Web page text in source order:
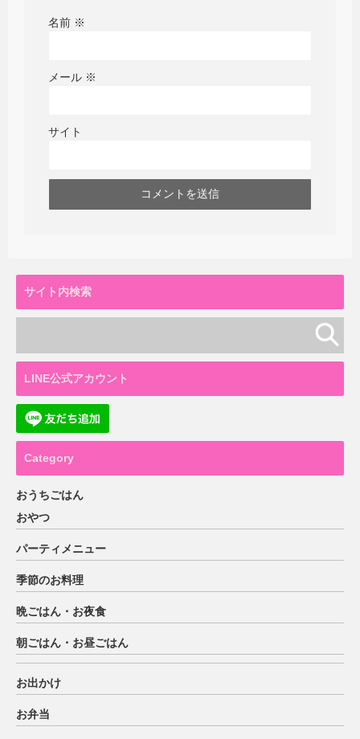
名前 ※
メール ※
サイト
サイト内検索
LINE公式アカウント
Category
おうちごはん
おやつ
パーティメニュー
季節のお料理
晩ごはん・お夜食
朝ごはん・お昼ごはん
お出かけ
お弁当